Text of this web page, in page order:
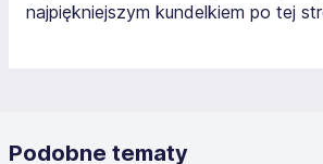
najpiękniejszym kundelkiem po tej
Podobne tematy